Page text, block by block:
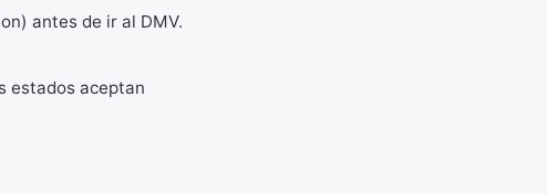
antes de ir al DMV.
estados aceptan